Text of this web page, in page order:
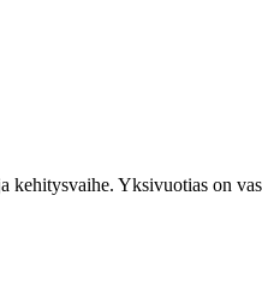
Yksivuotias on